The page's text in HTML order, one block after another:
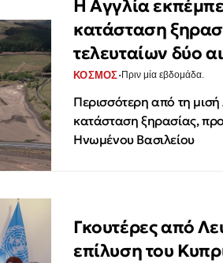
Η Αγγλία
κατάσταση
τελευταίων δύο
ΚΟΣΜΟΣ· Πριν μία εβδομάδα.
Περισσότερη από τη
κατάσταση ξηρασίας,
Ηνωμένου Βασιλείου
Γκουτέρες από
επίλυση του